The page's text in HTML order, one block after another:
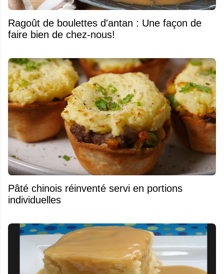
Ragoût de boulettes d'antan : Une façon de
faire bien de chez-nous!
Pâté chinois réinventé servi en portions
individuelles